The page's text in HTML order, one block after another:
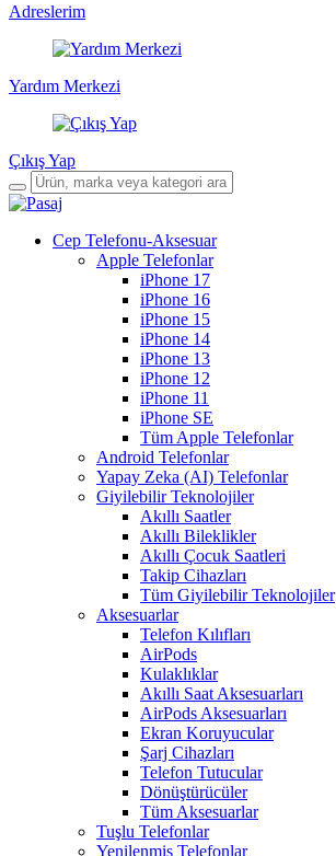
Adreslerim
Yardım Merkezi
Çıkış Yap
Cep Telefonu-Aksesuar
Apple Telefonlar
iPhone 17
iPhone 16
iPhone 15
iPhone 14
iPhone 13
iPhone 12
iPhone 11
iPhone SE
Tüm Apple Telefonlar
Android Telefonlar
Yapay Zeka (AI) Telefonlar
Giyilebilir Teknolojiler
Akıllı Saatler
Akıllı Bileklikler
Akıllı Çocuk Saatleri
Takip Cihazları
Tüm Giyilebilir Teknolojiler
Aksesuarlar
Telefon Kılıfları
AirPods
Kulaklıklar
Akıllı Saat Aksesuarları
AirPods Aksesuarları
Ekran Koruyucular
Şarj Cihazları
Telefon Tutucular
Dönüştürücüler
Tüm Aksesuarlar
Tuşlu Telefonlar
Yenilenmiş Telefonlar